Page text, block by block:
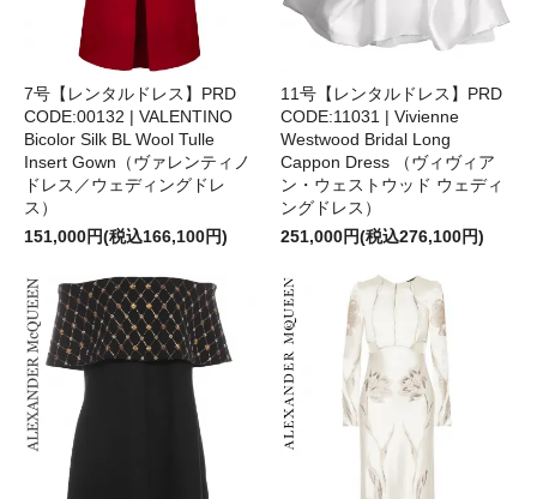
7号【レンタルドレス】PRD
CODE:00132 | VALENTINO
Bicolor Silk BL Wool Tulle
Insert Gown（ヴァレンティノ
ドレス／ウェディングドレ
ス）
151,000円(税込166,100円)
11号【レンタルドレス】PRD
CODE:11031 | Vivienne
Westwood Bridal Long
Cappon Dress （ヴィヴィア
ン・ウェストウッド ウェディ
ングドレス）
251,000円(税込276,100円)